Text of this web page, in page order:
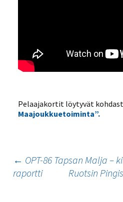
Pelaajakortit löytyvät
Maajoukkuetoiminta”.
Artikkelien
selaus
← OPT-86 Tapsan Malja –
raportti
Ruotsin